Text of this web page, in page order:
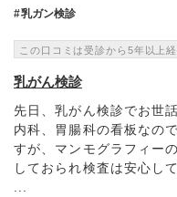
乳ガン検診
この口コミは受診から5年以上
乳がん検診
先日、乳がん検診でお世
内科、胃腸科の看板なの
すが、マンモグラフィー
しておられ検査は安心し